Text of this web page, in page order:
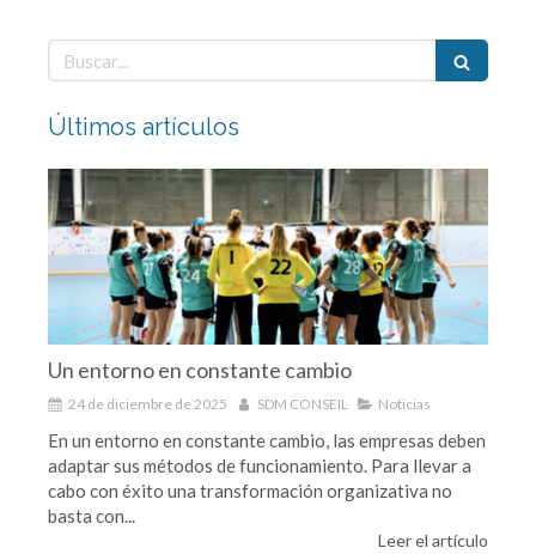
Buscar
Últimos artículos
Un entorno en constante cambio
24 de diciembre de 2025 SDM CONSEIL Noticias
En un entorno en constante cambio, las empresas deben
adaptar sus métodos de funcionamiento. Para llevar a
cabo con éxito una transformación organizativa no
basta con...
Leer el artículo